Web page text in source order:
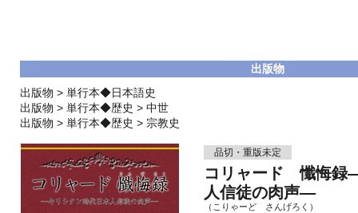
出版物
出版物 > 単行本◆日本語史
出版物 > 単行本◆歴史 > 中世
出版物 > 単行本◆歴史 > 宗教史
品切・重版未定
コリャード 懺悔録
人信徒の肉声—
（こりゃーど さんげろく）